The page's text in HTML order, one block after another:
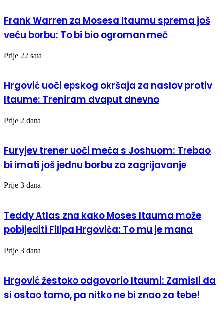
Frank Warren za Mosesa Itaumu sprema još
veću borbu: To bi bio ogroman meč
Prije 22 sata
Hrgović uoči epskog okršaja za naslov protiv
Itaume: Treniram dvaput dnevno
Prije 2 dana
Furyjev trener uoči meča s Joshuom: Trebao
bi imati još jednu borbu za zagrijavanje
Prije 3 dana
Teddy Atlas zna kako Moses Itauma može
pobijediti Filipa Hrgovića: To mu je mana
Prije 3 dana
Hrgović žestoko odgovorio Itaumi: Zamisli da
si ostao tamo, pa nitko ne bi znao za tebe!